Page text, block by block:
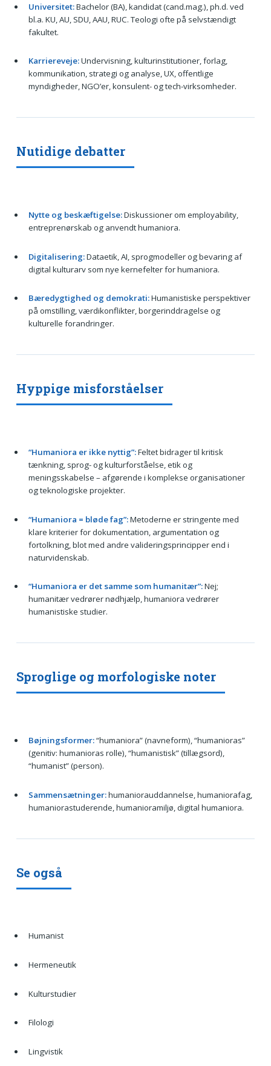
Universitet:Bachelor (BA), kandidat (cand.mag.), ph.d. ved
bl.a. KU, AU, SDU, AAU, RUC. Teologi ofte på selvstændigt
fakultet.
Karriereveje:Undervisning, kulturinstitutioner, forlag,
kommunikation, strategi og analyse, UX, offentlige
myndigheder, NGO’er, konsulent- og tech-virksomheder.
Nutidige debatter
Nytte og beskæftigelse:Diskussioner om employability,
entreprenørskab og anvendt humaniora.
Digitalisering:Dataetik, AI, sprogmodeller og bevaring af
digital kulturarv som nye kernefelter for humaniora.
Bæredygtighed og demokrati:Humanistiske perspektiver
på omstilling, værdikonflikter, borgerinddragelse og
kulturelle forandringer.
Hyppige misforståelser
“Humaniora er ikke nyttig”:Feltet bidrager til kritisk
tænkning, sprog- og kulturforståelse, etik og
meningsskabelse – afgørende i komplekse organisationer
og teknologiske projekter.
“Humaniora = bløde fag”:Metoderne er stringente med
klare kriterier for dokumentation, argumentation og
fortolkning, blot med andre valideringsprincipper end i
naturvidenskab.
“Humaniora er det samme som humanitær”:Nej;
humanitær vedrører nødhjælp, humaniora vedrører
humanistiske studier.
Sproglige og morfologiske noter
Bøjningsformer:“humaniora” (navneform), “humanioras”
(genitiv: humanioras rolle), “humanistisk” (tillægsord),
“humanist” (person).
Sammensætninger:humaniorauddannelse, humaniorafag,
humaniorastuderende, humanioramiljø, digital humaniora.
Se også
Humanist
Hermeneutik
Kulturstudier
Filologi
Lingvistik